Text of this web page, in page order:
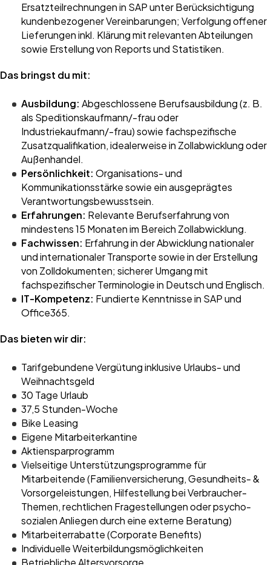
Ersatzteilrechnungen in SAP unter Berücksichtigung
kundenbezogener Vereinbarungen; Verfolgung offener
Lieferungen inkl. Klärung mit relevanten Abteilungen
sowie Erstellung von Reports und Statistiken.
Das bringst du mit:
Ausbildung: Abgeschlossene Berufsausbildung (z. B.
als Speditionskaufmann/-frau oder
Industriekaufmann/-frau) sowie fachspezifische
Zusatzqualifikation, idealerweise in Zollabwicklung oder
Außenhandel.
Persönlichkeit: Organisations- und
Kommunikationsstärke sowie ein ausgeprägtes
Verantwortungsbewusstsein.
Erfahrungen: Relevante Berufserfahrung von
mindestens 15 Monaten im Bereich Zollabwicklung.
Fachwissen: Erfahrung in der Abwicklung nationaler
und internationaler Transporte sowie in der Erstellung
von Zolldokumenten; sicherer Umgang mit
fachspezifischer Terminologie in Deutsch und Englisch.
IT-Kompetenz: Fundierte Kenntnisse in SAP und
Office365.
Das bieten wir dir:
Tarifgebundene Vergütung inklusive Urlaubs- und
Weihnachtsgeld
30 Tage Urlaub
37,5 Stunden-Woche
Bike Leasing
Eigene Mitarbeiterkantine
Aktiensparprogramm
Vielseitige Unterstützungsprogramme für
Mitarbeitende (Familienversicherung, Gesundheits- &
Vorsorgeleistungen, Hilfestellung bei Verbraucher-
Themen, rechtlichen Fragestellungen oder psycho-
sozialen Anliegen durch eine externe Beratung)
Mitarbeiterrabatte (Corporate Benefits)
Individuelle Weiterbildungsmöglichkeiten
Betriebliche Altersvorsorge